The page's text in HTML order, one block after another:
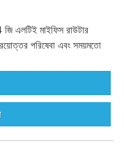
এলটিই মাইফিস রাউটার
পরিষেবা এবং সময়মতো